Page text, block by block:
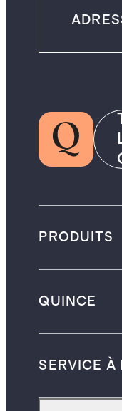
PRODUITS
QUINCE
SERVICE À